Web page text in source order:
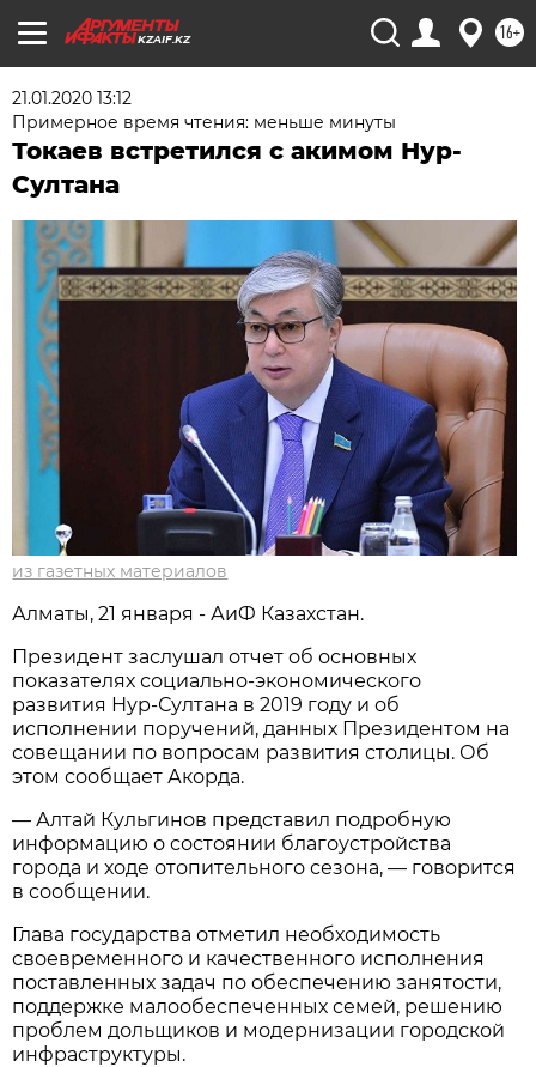
KZAIF.KZ 16+
21.01.2020 13:12
Примерное время чтения: меньше минуты
Токаев встретился с акимом Нур-
Султана
из газетных материалов
Алматы, 21 января - АиФ Казахстан.
Президент заслушал отчет об основных
показателях социально-экономического
развития Нур-Султана в 2019 году и об
исполнении поручений, данных Президентом на
совещании по вопросам развития столицы. Об
этом сообщает Акорда.
— Алтай Кульгинов представил подробную
информацию о состоянии благоустройства
города и ходе отопительного сезона, — говорится
в сообщении.
Глава государства отметил необходимость
своевременного и качественного исполнения
поставленных задач по обеспечению занятости,
поддержке малообеспеченных семей, решению
проблем дольщиков и модернизации городской
инфраструктуры.